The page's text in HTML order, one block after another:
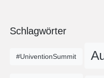
Schlagwörter
#UniventionSummit